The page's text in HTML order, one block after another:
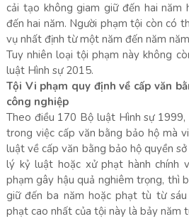
cải tạo không giam giữ đến hai
đến hai năm. Người phạm tội còn có
vụ nhất định từ một năm đến năm
Tuy nhiên loại tội phạm này không
luật Hình sự 2015.
Tội Vi phạm quy định về cấp văn
công nghiệp
Theo điều 170 Bộ luật Hình sự
trong việc cấp văn bằng bảo hộ mà
luật về cấp văn bằng bảo hộ quyền
lý kỷ luật hoặc xử phạt hành chính
phạm gây hậu quả nghiêm trọng, thì
giữ đến ba năm hoặc phạt tù từ
phạt cao nhất của tội này là bảy năm